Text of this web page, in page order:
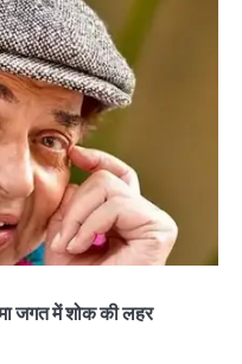
जगत में शोक की लहर